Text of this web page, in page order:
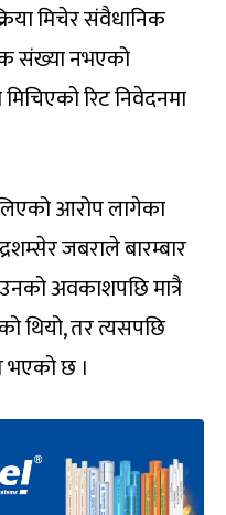
मिचेर संवैधानिक
संख्या नभएको
रिट निवेदनमा
आरोप लागेका
जबराले बारम्बार
अवकाशपछि मात्रै
थियो, तर त्यसपछि
छ ।